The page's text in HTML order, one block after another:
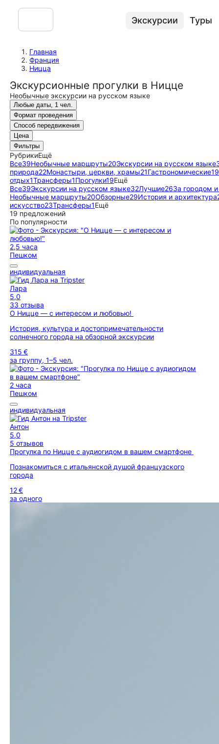
Экскурсии Туры
Главная
Франция
Ницца
Экскурсионные прогулки в Ницце
Необычные экскурсии на русском языке
Любые даты, 1 чел.
Формат проведения
Способ передвижения
Цена
Фильтры
РубрикиЕщё
Все39Необычные маршруты20Экскурсии на русском языке
природа22Монастыри, церкви, храмы21Гастрономические19
отдых1Трансферы1Прогулки19Ещё
Все39Экскурсии на русском языке32Лучшие26За городом
Необычные маршруты20Обзорные29История и архитектура
искусство23Трансферы1Ещё
19 предложений
По популярности
2,5 часа
Пешком
индивидуальная
Лара
5,0
33 отзыва
О Ницце — с интересом и любовью!
История, культура и достопримечательности
солнечного города на обзорной экскурсии
315 €
за группу, 1–5 чел.
2 часа
Пешком
индивидуальная
Антон
5,0
5 отзывов
Прогулка по Ницце с аудиогидом в вашем смартфоне
Познакомиться с итальянской душой французского
города
12 €
за одного